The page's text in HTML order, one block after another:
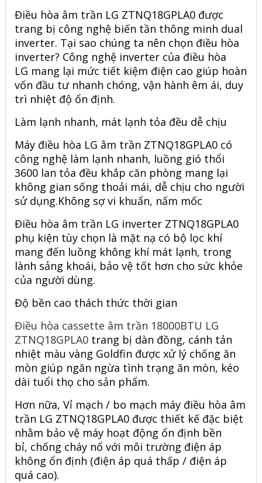
Điều hòa âm trần LG ZTNQ18GPLA0 được
trang bị công nghệ biến tần thông minh dual
inverter. Tại sao chúng ta nên chọn điều hòa
inverter? Công nghệ inverter của điều hòa
LG mang lại mức tiết kiệm điện cao giúp hoàn
vốn đầu tư nhanh chóng, vận hành êm ái, duy
trì nhiệt độ ổn định.
Làm lạnh nhanh, mát lạnh tỏa đều dễ chịu
Máy điều hòa LG âm trần ZTNQ18GPLA0 có
công nghệ làm lạnh nhanh, luồng gió thổi
3600 lan tỏa đều khắp căn phòng mang lại
không gian sống thoải mái, dễ chịu cho người
sử dụng.Không sợ vi khuẩn, nấm mốc
Điều hòa âm trần LG inverter ZTNQ18GPLA0
phụ kiện tùy chọn là mặt nạ có bộ lọc khí
mang đến luồng không khí mát lạnh, trong
lành sảng khoái, bảo vệ tốt hơn cho sức khỏe
của người dùng.
Độ bền cao thách thức thời gian
Điều hòa cassette âm trần 18000BTU LG
ZTNQ18GPLA0 trang bị dàn đồng, cánh tản
nhiệt màu vàng Goldfin được xử lý chống ăn
mòn giúp ngăn ngừa tình trạng ăn mòn, kéo
dài tuổi thọ cho sản phẩm.
Hơn nữa, Vỉ mạch / bo mạch máy điều hòa âm
trần LG ZTNQ18GPLA0 được thiết kế đặc biệt
nhằm bảo vệ máy hoạt động ổn định bền
bỉ, chống cháy nổ với môi trường điện áp
không ổn định (điện áp quá thấp / điện áp
quá cao).